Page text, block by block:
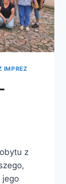
IMPREZ
z
jego